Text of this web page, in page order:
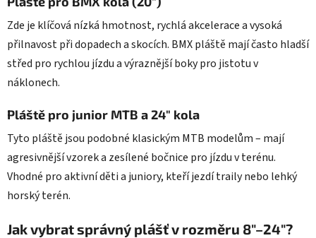
Zde je klíčová nízká hmotnost, rychlá akcelerace a vysoká
přilnavost při dopadech a skocích. BMX pláště mají často hladší
střed pro rychlou jízdu a výraznější boky pro jistotu v
náklonech.
Pláště pro junior MTB a 24" kola
Tyto pláště jsou podobné klasickým MTB modelům – mají
agresivnější vzorek a zesílené bočnice pro jízdu v terénu.
Vhodné pro aktivní děti a juniory, kteří jezdí traily nebo lehký
horský terén.
Jak vybrat správný plášť v rozměru 8"–24"?